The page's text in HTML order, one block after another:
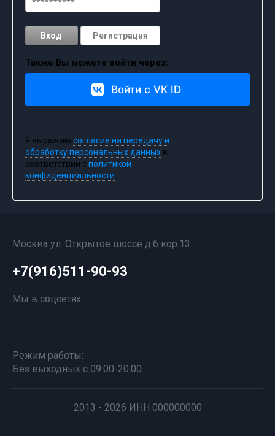
Регистрация
Вход
Также Вы можете войти через:
Войти с VK ID
Я выражаю согласие на передачу и
обработку персональных данных в
соответствии сполитикой
конфиденциальности
Москва ул. Открытое шоссе д.6 кор.13
+7(916)511-90-93
Мы в соцсетях:
Режим работы:
Без выходных с 09:00-20:00
2013 - 2026 ИНН 000000000